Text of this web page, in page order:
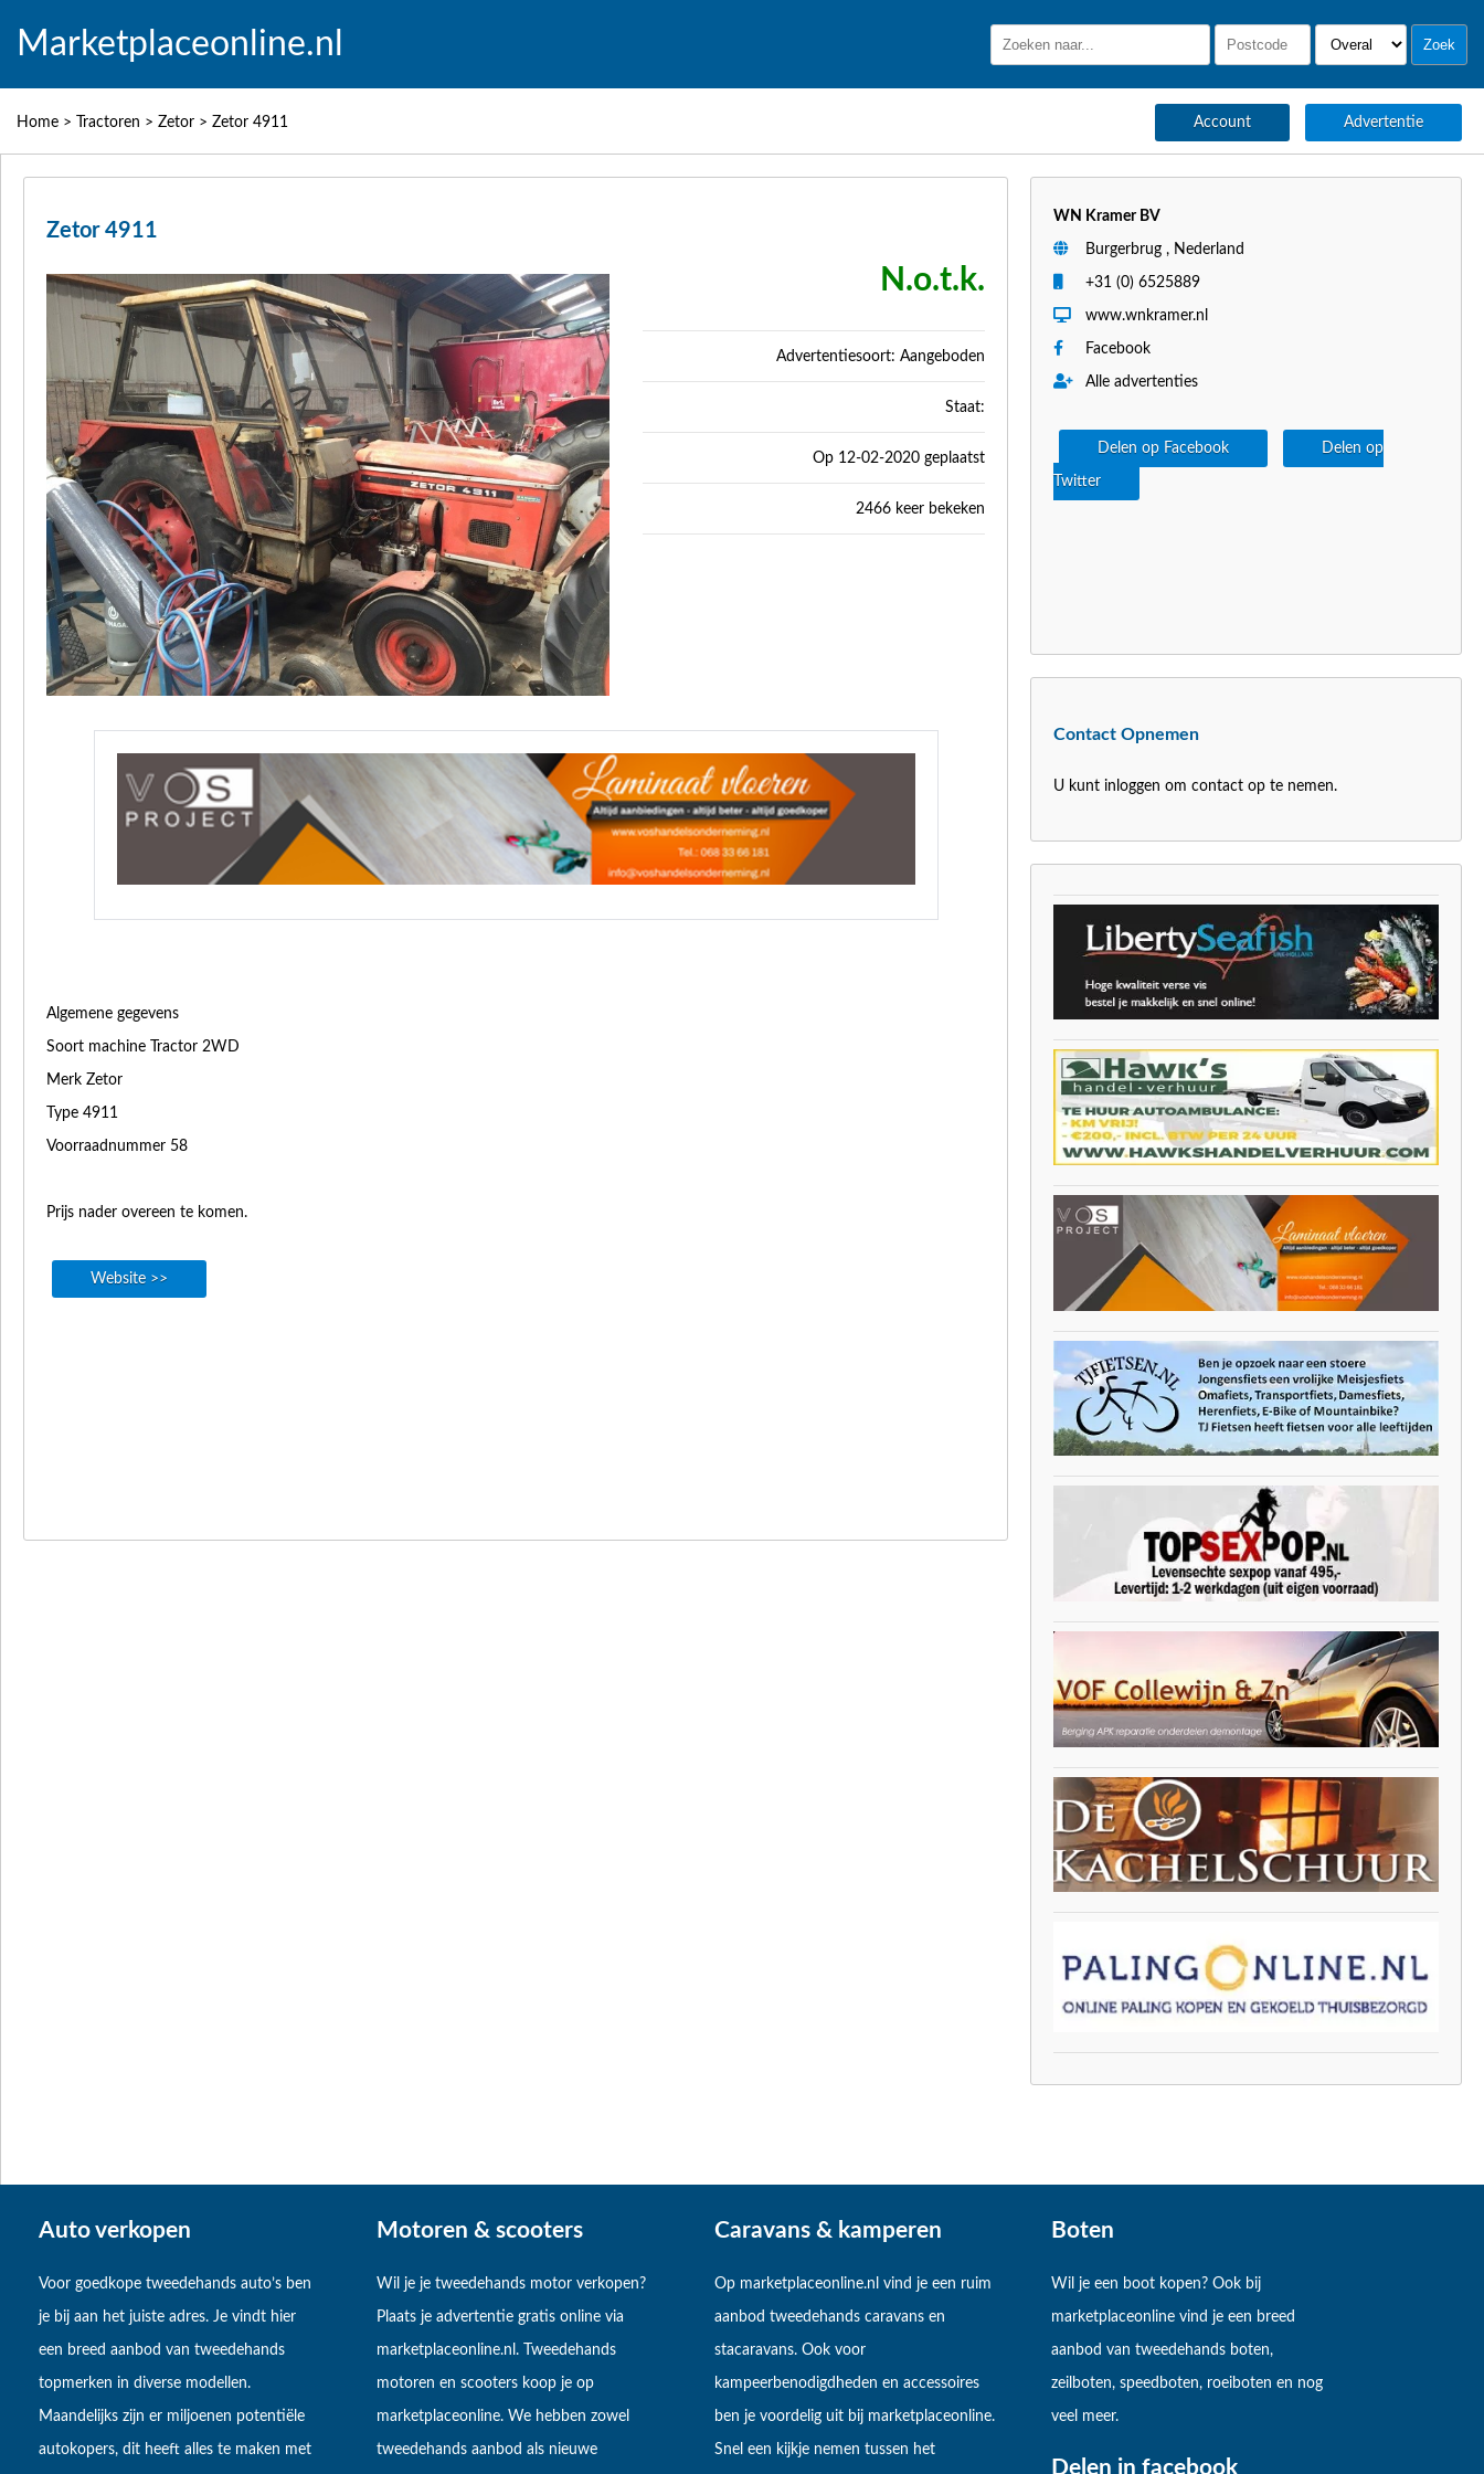
Marketplaceonline.nl
Home > Tractoren > Zetor > Zetor 4911 Account Advertentie
Zetor 4911
N.o.t.k.
Advertentiesoort: Aangeboden
Staat:
Op 12-02-2020 geplaatst
2466 keer bekeken
Algemene gegevens
Soort machine Tractor 2WD
Merk Zetor
Type 4911
Voorraadnummer 58
Prijs nader overeen te komen.
Website >>
WN Kramer BV
Burgerbrug , Nederland
+31 (0) 6525889
www.wnkramer.nl
Facebook
Alle advertenties
Delen op Facebook Delen op
Twitter
Contact Opnemen
U kunt inloggen om contact op te nemen.
Auto verkopen
Voor goedkope tweedehands auto’s ben
je bij aan het juiste adres. Je vindt hier
een breed aanbod van tweedehands
topmerken in diverse modellen.
Maandelijks zijn er miljoenen potentiële
autokopers, dit heeft alles te maken met
Motoren & scooters
Wil je je tweedehands motor verkopen?
Plaats je advertentie gratis online via
marketplaceonline.nl. Tweedehands
motoren en scooters koop je op
marketplaceonline. We hebben zowel
tweedehands aanbod als nieuwe
Caravans & kamperen
Op marketplaceonline.nl vind je een ruim
aanbod tweedehands caravans en
stacaravans. Ook voor
kampeerbenodigdheden en accessoires
ben je voordelig uit bij marketplaceonline.
Snel een kijkje nemen tussen het
Boten
Wil je een boot kopen? Ook bij
marketplaceonline vind je een breed
aanbod van tweedehands boten,
zeilboten, speedboten, roeiboten en nog
veel meer.
Delen in facebook